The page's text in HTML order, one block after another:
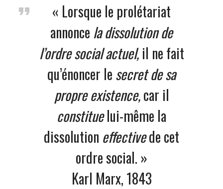
« Lorsque le prolétariat
annonce la dissolution de
l’ordre social actuel,il ne fait
qu’énoncer lesecret de sa
propre existence,car il
constituelui-même la
dissolution effectivede cet
ordre social. »
Karl Marx, 1843